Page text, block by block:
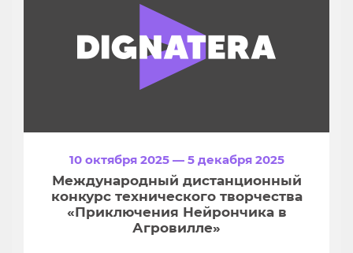
10 октября 2025 — 5 декабря 2025
Международный дистанционный
конкурс технического творчества
«Приключения Нейрончика в
Агровилле»